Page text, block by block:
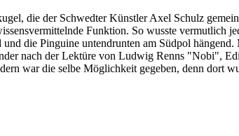
die der Schwedter Künstler Axel Schulz
Funktion. So wusste vermutlich
die Pinguine untendrunten am Südpol
nach der Lektüre von Ludwig Renns "Nobi",
war die selbe Möglichkeit gegeben, denn dort